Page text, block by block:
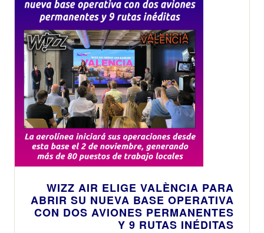
WIZZ AIR ELIGE VALÈNCIA PARA
ABRIR SU NUEVA BASE OPERATIVA
CON DOS AVIONES PERMANENTES
Y 9 RUTAS INÉDITAS